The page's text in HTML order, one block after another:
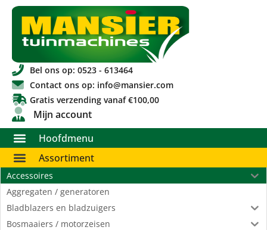
Bel ons op: 0523 - 613464
Contact ons op: info@mansier.com
Gratis verzending vanaf €100,00
Mijn account
Hoofdmenu
Assortiment
Accessoires
Aggregaten / generatoren
Bladblazers en bladzuigers
Bosmaaiers / motorzeisen